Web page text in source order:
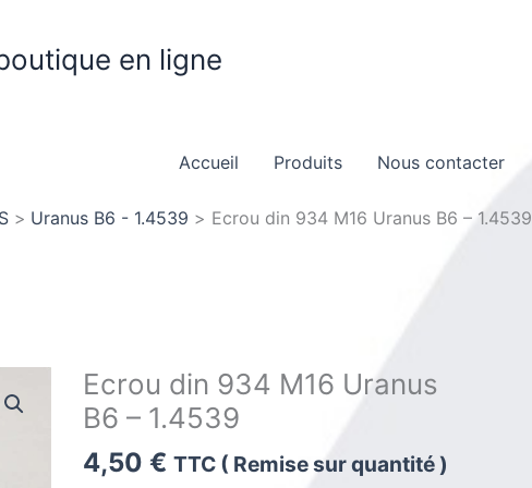
en ligne
Accueil Produits Nous contacter
Uranus B6 - 1.4539 Ecrou din 934 M16 Uranus B6 – 1.4539
Ecrou din 934 M16 Uranus
B6 – 1.4539
4,50 € TTC ( Remise sur quantité )